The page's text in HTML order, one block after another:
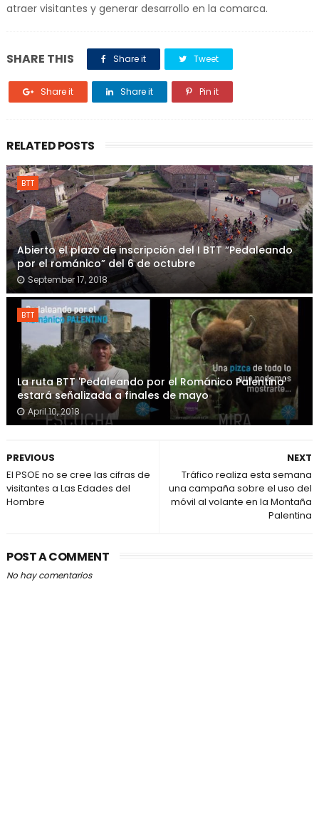
atraer visitantes y generar desarrollo en la comarca.
SHARE THIS Share it Tweet
Share it Share it Pin it
RELATED POSTS
BTT
Abierto el plazo de inscripción del I BTT “Pedaleando
por el románico” del 6 de octubre
September 17, 2018
BTT
La ruta BTT 'Pedaleando por el Románico Palentino'
estará señalizada a finales de mayo
April 10, 2018
NEXT
Tráfico realiza esta semana
una campaña sobre el uso del
móvil al volante en la Montaña
Palentina
PREVIOUS
El PSOE no se cree las cifras de
visitantes a Las Edades del
Hombre
POST A COMMENT
No hay comentarios